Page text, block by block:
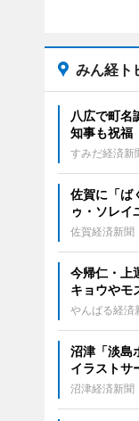
みん経ト
八広で町
知事も祝福
すみだ経済新
佐賀に「
ゥ・ソレイ
佐賀経済新聞
今帰仁・上
キョウやモ
やんばる経済
沼津「淡島
イラストサ
沼津経済新聞